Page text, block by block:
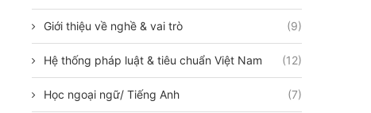
Giới thiệu về nghề & vai trò (9)
Hệ thống pháp luật & tiêu chuẩn Việt Nam (12)
Học ngoại ngữ/ Tiếng Anh (7)